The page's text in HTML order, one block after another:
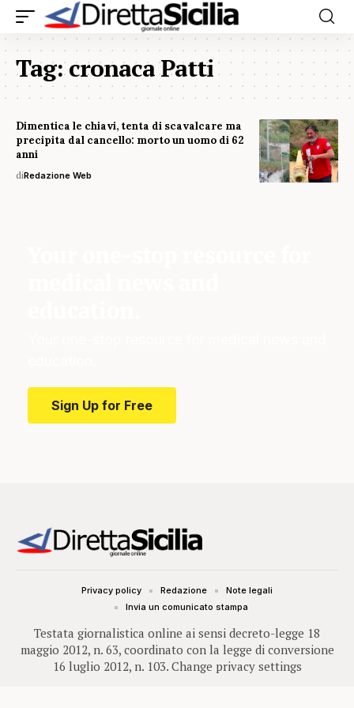
Tag:cronaca Patti
Dimentica le chiavi, tenta di scavalcare ma
precipita dal cancello: morto un uomo di 62
anni
diRedazione Web
Sign Up for Free
Testata giornalistica online ai sensi decreto-legge 18
maggio 2012, n. 63, coordinato con la legge di conversione
16 luglio 2012, n. 103. Change privacy settings
Privacy policy Redazione
Note legali
Invia un comunicato stampa